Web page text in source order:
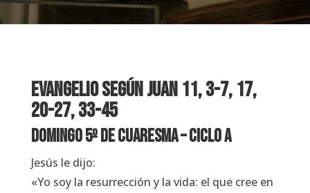
EVANGELIO SEGÚNJuan11, 3-7, 17,
20-27, 33-45
Domingo 5º de Cuaresma – Ciclo A
Jesús le dijo:
«Yo soy la resurrección y la vida: el que cree en